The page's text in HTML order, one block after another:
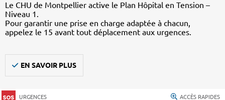
Le CHU de Montpellier active le Plan Hôpital en Tension –
Niveau 1.
Pour garantir une prise en charge adaptée à chacun,
appelez le 15 avant tout déplacement aux urgences.
EN SAVOIR PLUS
URGENCES ACCÈS RAPIDES